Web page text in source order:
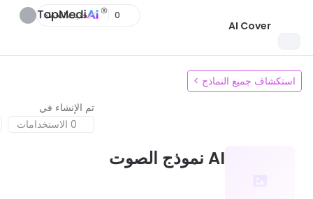
AI Cover
0 تحديث الخطة
استكشاف جميع النماذج >
تم الإنشاء في
0 الاستخدامات
AI نموذج الصوت